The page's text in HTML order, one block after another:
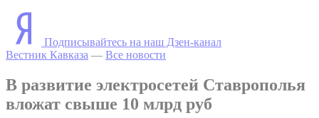
Подписывайтесь на наш Дзен-канал
Вестник Кавказа — Все новости
В развитие электросетей Ставрополья
вложат свыше 10 млрд руб